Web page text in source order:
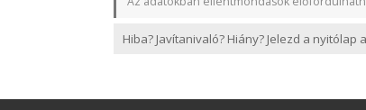
Hiba? Javítanivaló? Hiány? Jelezd a nyitólap